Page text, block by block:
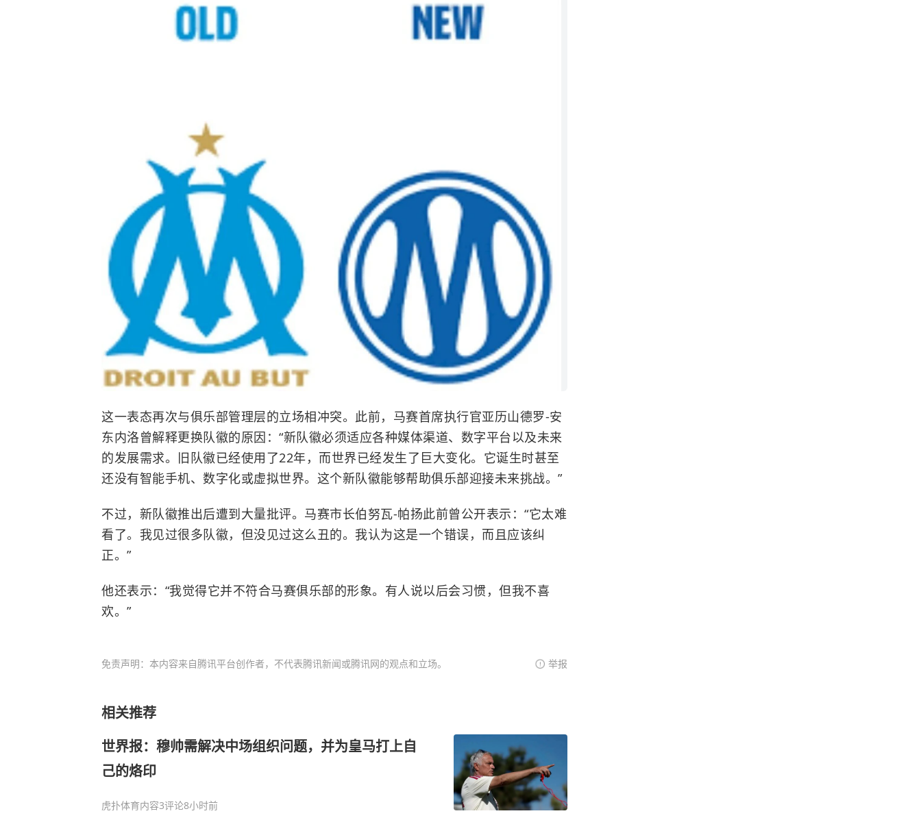
这一表态再次与俱乐部管理层的立场相冲突。此前，马赛首席执行官亚历山德罗-安
东内洛曾解释更换队徽的原因：“新队徽必须适应各种媒体渠道、数字平台以及未来
的发展需求。旧队徽已经使用了22年，而世界已经发生了巨大变化。它诞生时甚至
还没有智能手机、数字化或虚拟世界。这个新队徽能够帮助俱乐部迎接未来挑战。”
不过，新队徽推出后遭到大量批评。马赛市长伯努瓦-帕扬此前曾公开表示：“它太难
看了。我见过很多队徽，但没见过这么丑的。我认为这是一个错误，而且应该纠
正。”
他还表示：“我觉得它并不符合马赛俱乐部的形象。有人说以后会习惯，但我不喜
欢。”
免责声明：本内容来自腾讯平台创作者，不代表腾讯新闻或腾讯网的观点和立场。 举报
相关推荐
世界报：穆帅需解决中场组织问题，并为皇马打上自
己的烙印
虎扑体育内容3评论8小时前